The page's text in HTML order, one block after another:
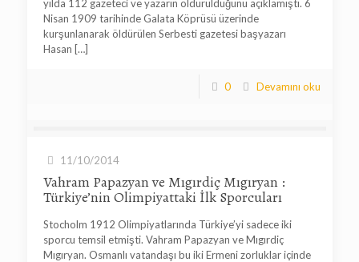
yılda 112 gazeteci ve yazarın öldürüldüğünü açıklamıştı. 6
Nisan 1909 tarihinde Galata Köprüsü üzerinde
kurşunlanarak öldürülen Serbesti gazetesi başyazarı
Hasan […]
0 Devamını oku
11/10/2014
Vahram Papazyan ve Mıgırdiç Mıgıryan :
Türkiye’nin Olimpiyattaki İlk Sporcuları
Stocholm 1912 Olimpiyatlarında Türkiye’yi sadece iki
sporcu temsil etmişti. Vahram Papazyan ve Mıgırdiç
Mıgıryan. Osmanlı vatandaşı bu iki Ermeni zorluklar içinde